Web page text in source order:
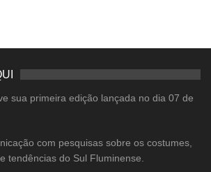
sua primeira edição lançada no dia 07 de
com pesquisas sobre os costumes,
tendências do Sul Fluminense.